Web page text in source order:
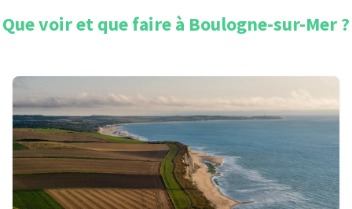
Que voir et que faire à Boulogne-sur-Mer?